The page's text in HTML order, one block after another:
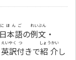
日本語
にほんご
の例文
れいぶん
・
英訳
えいやく
付
つ
きで紹介
しょうかい
し